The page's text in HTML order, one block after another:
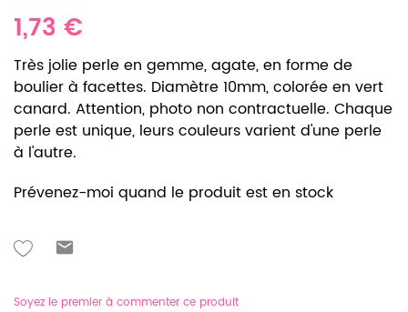
1,73 €
Très jolie perle en gemme, agate, en forme de
boulier à facettes. Diamètre 10mm, colorée en vert
canard. Attention, photo non contractuelle. Chaque
perle est unique, leurs couleurs varient d'une perle
à l'autre.
Prévenez-moi quand le produit est en stock
Soyez le premier à commenter ce produit